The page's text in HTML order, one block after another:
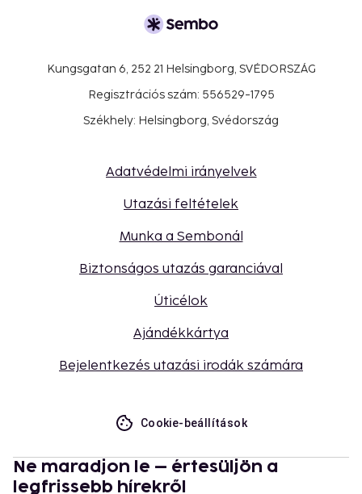
Kungsgatan 6, 252 21 Helsingborg, SVÉDORSZÁG
Regisztrációs szám: 556529-1795
Székhely: Helsingborg, Svédország
Adatvédelmi irányelvek
Utazási feltételek
Munka a Sembonál
Biztonságos utazás garanciával
Úticélok
Ajándékkártya
Bejelentkezés utazási irodák számára
Cookie-beállítások
Ne maradjon le – értesüljön a
legfrissebb hírekről